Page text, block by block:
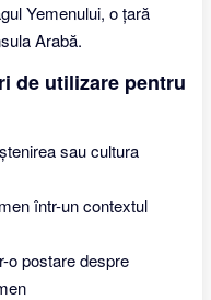
Yemenului, o țară
Arabă.
de utilizare pentru
sau cultura
într-un contextul
o postare despre